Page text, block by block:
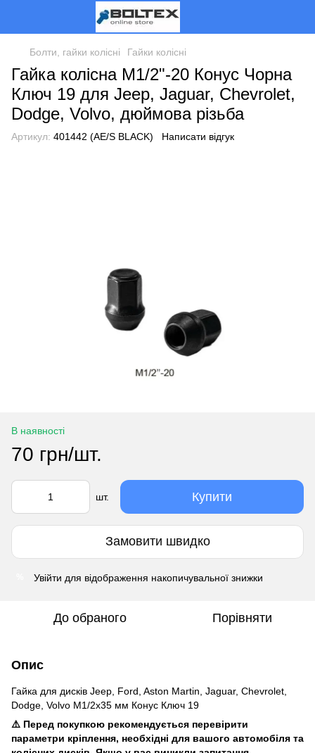
Болти, гайки колісні Гайки колісні
Гайка колісна M1/2"-20 Конус Чорна
Ключ 19 для Jeep, Jaguar, Chevrolet,
Dodge, Volvo, дюймова різьба
Артикул: 401442 (AE/S BLACK) Написати відгук
В наявності
70 грн/шт.
шт. Купити
Замовити швидко
Увійти для відображення накопичувальної знижки
До обраного Порівняти
Опис
Гайка для дисків Jeep, Ford, Aston Martin, Jaguar, Chevrolet,
Dodge, Volvo М1/2x35 мм Конус Ключ 19
⚠️ Перед покупкою рекомендується перевірити
параметри кріплення, необхідні для вашого автомобіля та